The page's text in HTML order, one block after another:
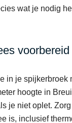
wat je nodig
voorbereid
in je spijkerbroek
hoogte in
je niet oplet.
is, inclusief